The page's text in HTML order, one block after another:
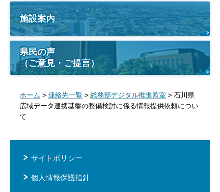
施設案内
県民の声
（ご意見・ご提言）
ホーム > 連絡先一覧 > 総務部デジタル推進監室 > 石川県
広域データ連携基盤の整備検討に係る情報提供依頼につい
て
サイトポリシー
個人情報保護指針